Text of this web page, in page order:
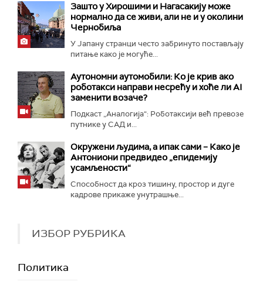
Зашто у Хирошими и Нагасакију може
нормално да се живи, али не и у околини
Чернобиља
У Јапану странци често забринуто постављају
питање како је могуће...
Аутономни аутомобили: Ко је крив ако
роботакси направи несрећу и хоће ли AI
заменити возаче?
Подкаст „Аналогија“: Роботаксији већ превозе
путнике у САД и...
Окружени људима, а ипак сами – Како је
Антониони предвидео „епидемију
усамљености“
Способност да кроз тишину, простор и дуге
кадрове прикаже унутрашње...
ИЗБОР РУБРИКА
Политика